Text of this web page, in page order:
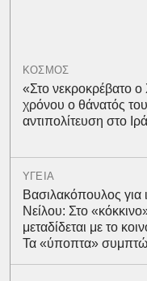
ΚΟΣΜΟΣ
«Στο νεκροκρέβατο ο
χρόνου ο θάνατός
αντιπολίτευση στο
ΥΓΕΙΑ
Βασιλακόπουλος για
Νείλου: Στο
μεταδίδεται με το
Τα «ύποπτα»